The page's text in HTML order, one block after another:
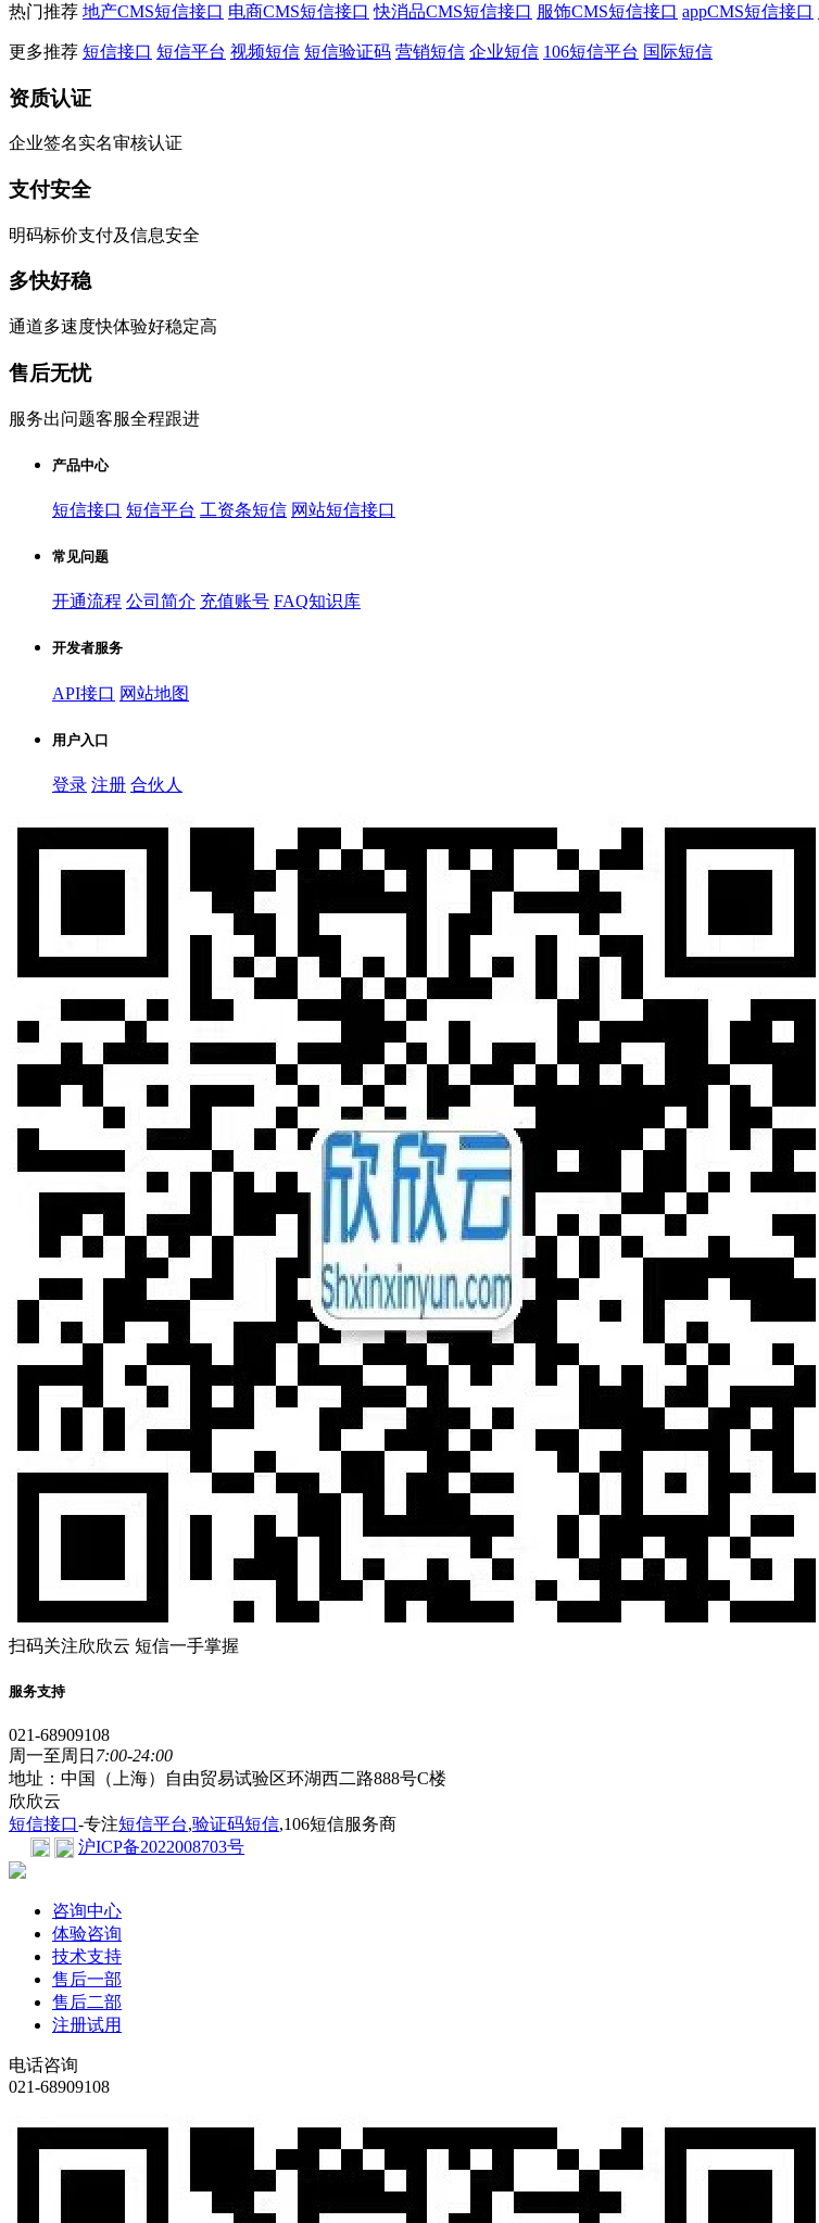
热门推荐 地产CMS短信接口 电商CMS短信接口 快消品CMS短信接口 服饰CMS短信接口 appCMS短信接口
更多推荐 短信接口 短信平台 视频短信 短信验证码 营销短信 企业短信 106短信平台 国际短信
资质认证
企业签名实名审核认证
支付安全
明码标价支付及信息安全
多快好稳
通道多速度快体验好稳定高
售后无忧
服务出问题客服全程跟进
产品中心
短信接口 短信平台 工资条短信 网站短信接口
常见问题
开通流程 公司简介 充值账号 FAQ知识库
开发者服务
API接口 网站地图
用户入口
登录 注册 合伙人
扫码关注欣欣云 短信一手掌握
服务支持
021-68909108
周一至周日 7:00-24:00
地址：中国（上海）自由贸易试验区环湖西二路888号C楼
欣欣云
短信接口-专注短信平台,验证码短信,106短信服务商
沪ICP备2022008703号
咨询中心
体验咨询
技术支持
售后一部
售后二部
注册试用
电话咨询
021-68909108